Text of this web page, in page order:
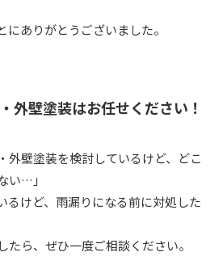
にありがとうございました。
外壁塗装はお任せください！
外壁塗装を検討しているけど、どこ
い…」
るけど、雨漏りになる前に対処した
たら、ぜひ一度ご相談ください。